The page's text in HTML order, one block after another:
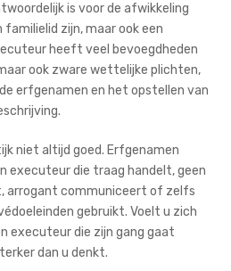
is voor de afwikkeling
zijn, maar ook een
heeft veel bevoegdheden
ook zware wettelijke plichten,
erfgenamen en het opstellen van
niet altijd goed. Erfgenamen
executeur die traag handelt, geen
arrogant communiceert of zelfs
gebruikt. Voelt u zich
executeur die zijn gang gaat
dan u denkt.